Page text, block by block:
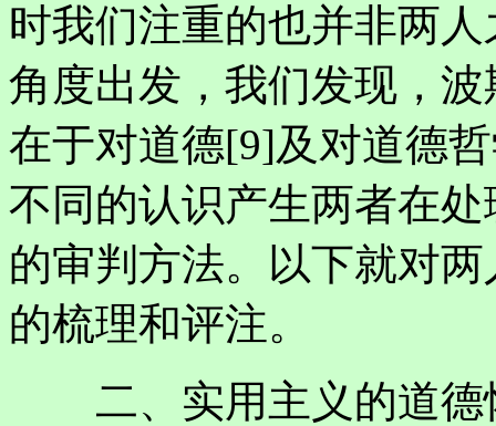
时我们注重的也并非两
角度出发，我们发现，
在于对道德[9]及对道德
不同的认识产生两者在
的审判方法。以下就对
的梳理和评注。
二、实用主义的道德